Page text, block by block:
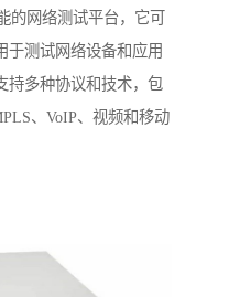
的网络测试平台，它可
于测试网络设备和应用
持多种协议和技术，包
、VoIP、视频和移动